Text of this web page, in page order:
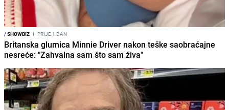
/SHOWBIZ I PRIJE 1 DAN
Britanska glumica Minnie Driver nakon teške saobraćajne
nesreće: "Zahvalna sam što sam živa"